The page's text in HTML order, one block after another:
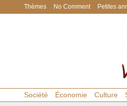
Thèmes No Comment Petites
Société Économie Culture